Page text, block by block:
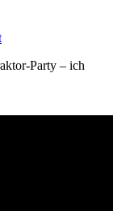
Party – ich